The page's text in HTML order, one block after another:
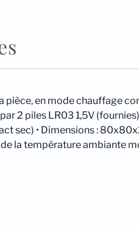
pièce, en mode chauffage
2 piles LR03 1,5V
sec) • Dimensions :
la température ambiante